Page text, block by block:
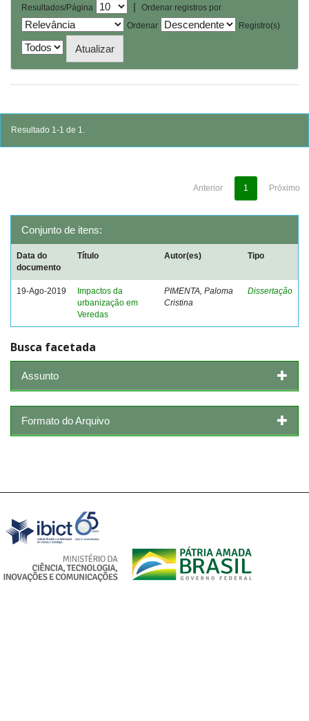
Resultados/Página |
Ordenar registros por
Ordenar
Registro(s)
Resultado 1-1 de 1.
Anterior 1 Próximo
Conjunto de itens:
Data do
documento
Título Autor(es) Tipo
19-Ago-2019
Impactos da
urbanização em
Veredas
PIMENTA, Paloma
Cristina
Dissertação
Busca facetada
Assunto
Formato do Arquivo